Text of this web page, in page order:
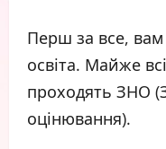
Перш за все, вам
освіта. Майже
проходять ЗНО
оцінювання).